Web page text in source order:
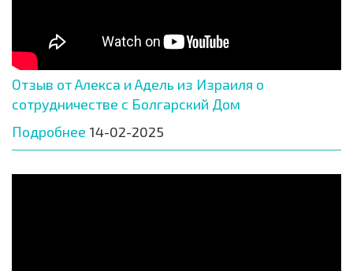
Отзыв от Алекса и Адель из Израиля о
сотрудничестве с Болгарский Дом
Подробнее 14-02-2025